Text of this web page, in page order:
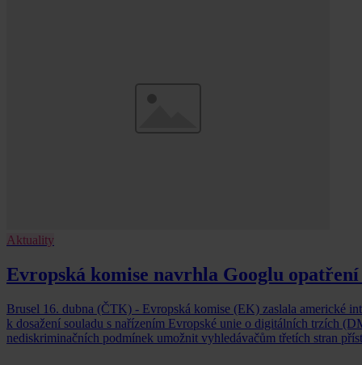
Aktuality
Evropská komise navrhla Googlu
Brusel 16. dubna (ČTK) - Evropská komise (EK) zaslala americké
k dosažení souladu s nařízením Evropské unie o digitálních trzích
nediskriminačních podmínek umožnit vyhledávačům třetích stran